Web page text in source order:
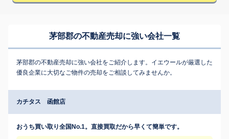
茅部郡の不動産売却に強い会社一覧
茅部郡の不動産売却に強い会社をご紹介します。イエウールが厳選した
優良企業に大切なご物件の売却をご相談してみませんか。
カチタス 函館店
おうち買い取り全国No.1。直接買取だから早くて簡単です。